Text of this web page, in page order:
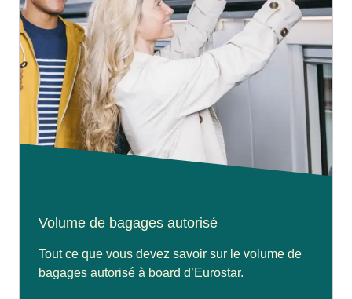
Volume de bagages autorisé
Tout ce que vous devez savoir sur le volume de
bagages autorisé à board d’Eurostar.